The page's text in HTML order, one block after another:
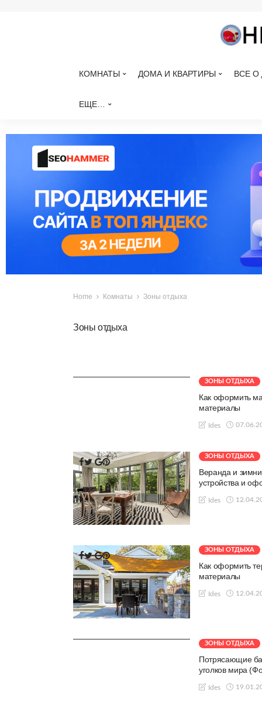
КОМНАТЫ ДОМА И КВАРТИРЫ ВСЕ О
ЕЩЕ…
Home Комнаты Зоны отдыха
Зоны отдыха
ЗОНЫ ОТДЫХА
Как оформить
материалы
Ides
ЗОНЫ ОТДЫХА
Веранда и
устройства и
Ides
ЗОНЫ ОТДЫХА
Как оформить
материалы
Ides
ЗОНЫ ОТДЫХА
Потрясающие
уголков мира
Ides